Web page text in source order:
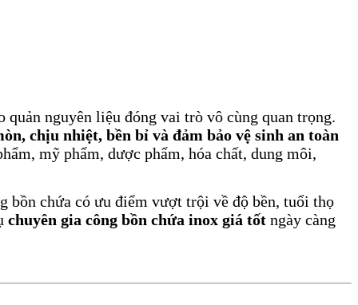
nguyên liệu đóng vai trò vô cùng quan trọng.
chịu nhiệt, bền bỉ và đảm bảo vệ sinh an toàn
mỹ phẩm, dược phẩm, hóa chất, dung môi,
bồn chứa có ưu điểm vượt trội về độ bền, tuổi thọ
chuyên gia công bồn chứa inox giá tốt ngày càng